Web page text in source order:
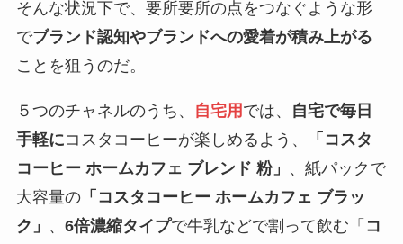
そんな状況下で、要所要所の点をつなぐような形
でブランド認知やブランドへの愛着が積み上がる
ことを狙うのだ。
５つのチャネルのうち、 自宅用 では、
自宅で毎日
手軽にコスタコーヒーが楽しめるよう、
「コスタ
コーヒー ホームカフェ ブレンド 粉」 、紙パックで
大容量の「コスタコーヒー ホームカフェ ブラッ
ク」 、 6倍濃縮タイプで牛乳などで割って飲む「 コ